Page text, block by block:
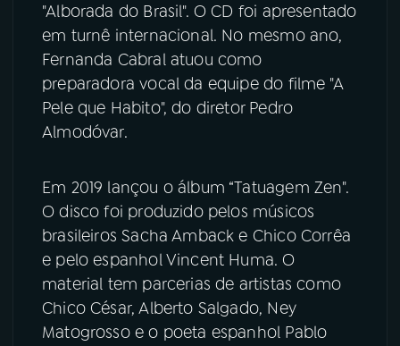
"Alborada do Brasil". O CD foi apresentado
em turnê internacional. No mesmo ano,
Fernanda Cabral atuou como
preparadora vocal da equipe do filme "A
Pele que Habito", do diretor Pedro
Almodóvar.
Em 2019 lançou o álbum “Tatuagem Zen".
O disco foi produzido pelos músicos
brasileiros Sacha Amback e Chico Corrêa
e pelo espanhol Vincent Huma. O
material tem parcerias de artistas como
Chico César, Alberto Salgado, Ney
Matogrosso e o poeta espanhol Pablo